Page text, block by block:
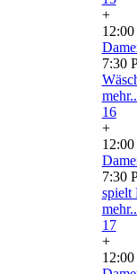
+
7:30
16
+
7:30
spielt
17
+